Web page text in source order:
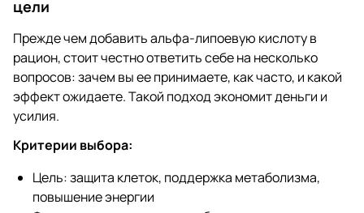
цели
Прежде чем добавить альфа-липоевую кислоту в
рацион, стоит честно ответить себе на несколько
вопросов: зачем вы ее принимаете, как часто, и какой
эффект ожидаете. Такой подход экономит деньги и
усилия.
Критерии выбора:
Цель: защита клеток, поддержка метаболизма,
повышение энергии